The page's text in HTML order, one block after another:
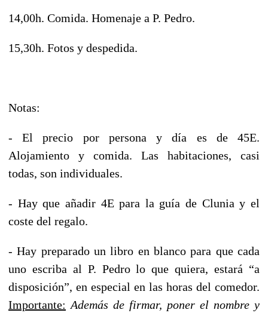
14,00h. Comida. Homenaje a P. Pedro.
15,30h. Fotos y despedida.
Notas:
- El precio por persona y día es de 45E.
Alojamiento y comida. Las habitaciones, casi
todas, son individuales.
- Hay que añadir 4E para la guía de Clunia y el
coste del regalo.
- Hay preparado un libro en blanco para que cada
uno escriba al P. Pedro lo que quiera, estará “a
disposición”, en especial en las horas del comedor.
Importante: Además de firmar, poner el nombre y